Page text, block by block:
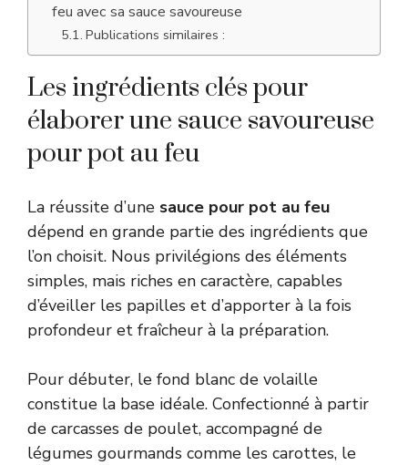
feu avec sa sauce savoureuse
Publications similaires :
Les ingrédients clés pour
élaborer une sauce savoureuse
pour pot au feu
La réussite d’une sauce pour pot au feu
dépend en grande partie des ingrédients que
l’on choisit. Nous privilégions des éléments
simples, mais riches en caractère, capables
d’éveiller les papilles et d’apporter à la fois
profondeur et fraîcheur à la préparation.
Pour débuter, le fond blanc de volaille
constitue la base idéale. Confectionné à partir
de carcasses de poulet, accompagné de
légumes gourmands comme les carottes, le